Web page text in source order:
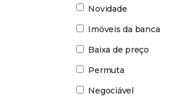
Novidade
Imóveis da banca
Baixa de preço
Permuta
Negociável